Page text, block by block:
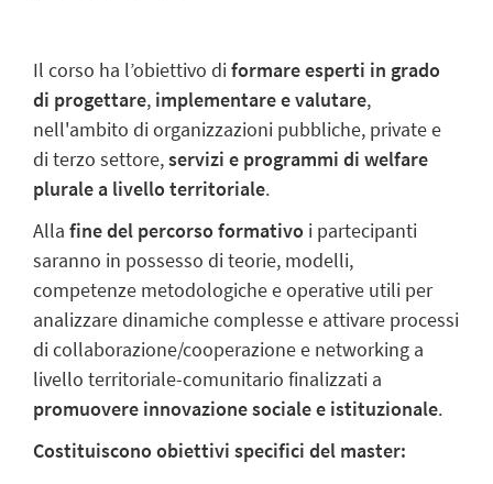
Il corso ha l’obiettivo diformare esperti in grado
di progettare, implementare e valutare,
nell'ambito di organizzazioni pubbliche, private e
di terzo settore,servizi e programmi di welfare
plurale a livello territoriale.
Alla fine del percorso formativo i partecipanti
saranno in possesso di teorie, modelli,
competenze metodologiche e operative utili per
analizzare dinamiche complesse e attivare processi
di collaborazione/cooperazione e networking a
livello territoriale-comunitario finalizzati a
promuovere innovazione sociale e istituzionale.
Costituiscono obiettivi specifici del master: